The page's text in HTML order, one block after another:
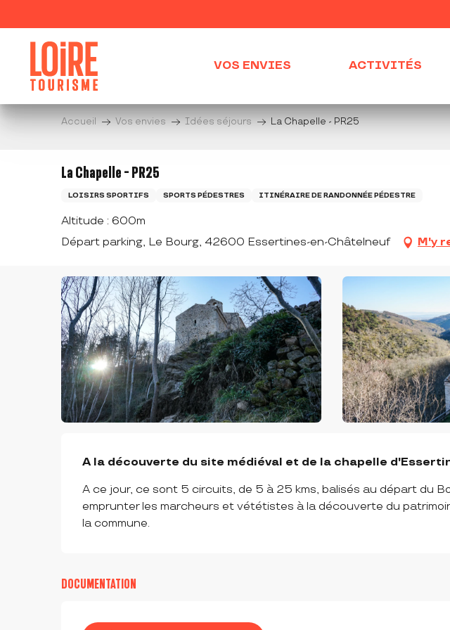
au
contenu
VOS ENVIES ACTIVITÉS
Accueil Vos envies Idées séjours La Chapelle - PR25
La Chapelle - PR25
LOISIRS SPORTIFS SPORTS PÉDESTRES ITINÉRAIRE DE RANDONNÉE PÉDESTRE
Altitude : 600m
Départ parking, Le Bourg, 42600 Essertines-en-Châtelneuf
M'y
DESCRIPTION
A la découverte du site médiéval et de la chapelle
A ce jour, ce sont 5 circuits, de 5 à 25 kms, balisés au départ du
emprunter les marcheurs et vététistes à la découverte du
la commune.
DOCUMENTATION